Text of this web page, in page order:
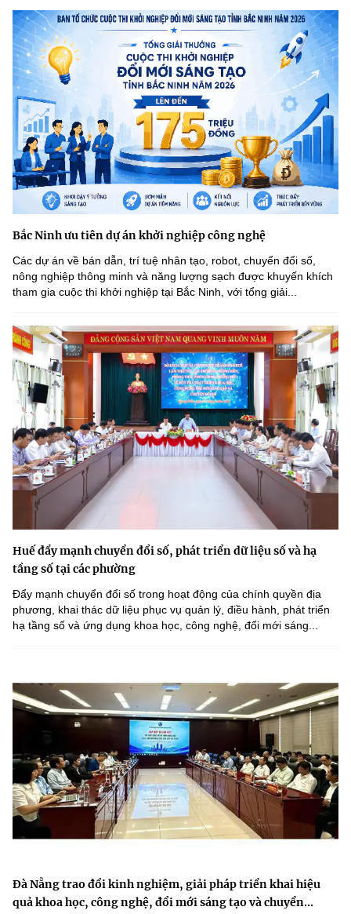
Bắc Ninh ưu tiên dự án khởi nghiệp công nghệ
Các dự án về bán dẫn, trí tuệ nhân tạo, robot, chuyển đổi số,
nông nghiệp thông minh và năng lượng sạch được khuyến khích
tham gia cuộc thi khởi nghiệp tại Bắc Ninh, với tổng giải...
Huế đẩy mạnh chuyển đổi số, phát triển dữ liệu số và hạ
tầng số tại các phường
Đẩy mạnh chuyển đổi số trong hoạt động của chính quyền địa
phương, khai thác dữ liệu phục vụ quản lý, điều hành, phát triển
hạ tầng số và ứng dụng khoa học, công nghệ, đổi mới sáng...
Đà Nẵng trao đổi kinh nghiệm, giải pháp triển khai hiệu
quả khoa học, công nghệ, đổi mới sáng tạo và chuyển...